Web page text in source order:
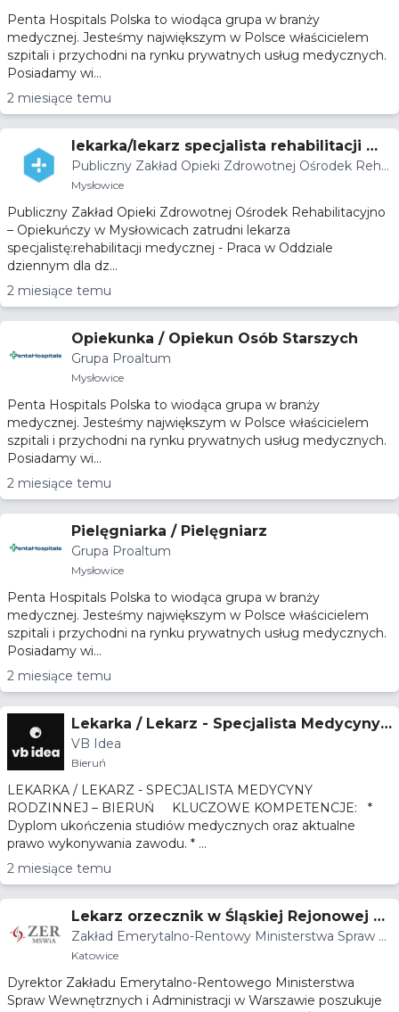
Penta Hospitals Polska to wiodąca grupa w branży
medycznej. Jesteśmy największym w Polsce właścicielem
szpitali i przychodni na rynku prywatnych usług medycznych.
Posiadamy wi...
2 miesiące temu
lekarka/lekarz specjalista rehabilitacji me
dycznej
Publiczny Zakład Opieki Zdrowotnej Ośrodek Reha
bilitacyjno – Opiekuńczy
Mysłowice
Publiczny Zakład Opieki Zdrowotnej Ośrodek Rehabilitacyjno
– Opiekuńczy w Mysłowicach zatrudni lekarza
specjalistę:rehabilitacji medycznej - Praca w Oddziale
dziennym dla dz...
2 miesiące temu
Opiekunka / Opiekun Osób Starszych
Grupa Proaltum
Mysłowice
Penta Hospitals Polska to wiodąca grupa w branży
medycznej. Jesteśmy największym w Polsce właścicielem
szpitali i przychodni na rynku prywatnych usług medycznych.
Posiadamy wi...
2 miesiące temu
Pielęgniarka / Pielęgniarz
Grupa Proaltum
Mysłowice
Penta Hospitals Polska to wiodąca grupa w branży
medycznej. Jesteśmy największym w Polsce właścicielem
szpitali i przychodni na rynku prywatnych usług medycznych.
Posiadamy wi...
2 miesiące temu
Lekarka / Lekarz - Specjalista Medycyny
Rodzinnej – Bieruń
VB Idea
Bieruń
LEKARKA / LEKARZ - SPECJALISTA MEDYCYNY
RODZINNEJ – BIERUŃ KLUCZOWE KOMPETENCJE: *
Dyplom ukończenia studiów medycznych oraz aktualne
prawo wykonywania zawodu. * ...
2 miesiące temu
Lekarz orzecznik w Śląskiej Rejonowej K
omisji Lekarskiej
Zakład Emerytalno-Rentowy Ministerstwa Spraw W
ewnętrznych i Administracji
Katowice
Dyrektor Zakładu Emerytalno-Rentowego Ministerstwa
Spraw Wewnętrznych i Administracji w Warszawie poszukuje